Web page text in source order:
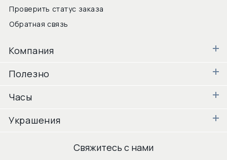
Проверить статус заказа
Обратная связь
Компания
Полезно
Часы
Украшения
Свяжитесь с нами